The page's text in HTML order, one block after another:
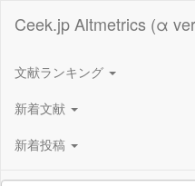
Ceek.jp Altmetrics (α
文献ランキング
新着文献
新着投稿